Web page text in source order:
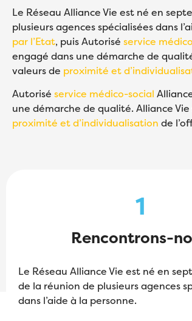
Le Réseau Alliance Vie est né en
plusieurs agences spécialisées dans
par l’Etat, puis Autorisé service
engagé dans une démarche de
valeurs de proximité et
Autorisé service médico-social
une démarche de qualité. Alliance
proximité et d’individualisation de
1
Rencontrons-
Le Réseau Alliance Vie est né en
de la réunion de plusieurs agences
dans l’aide à la personne.